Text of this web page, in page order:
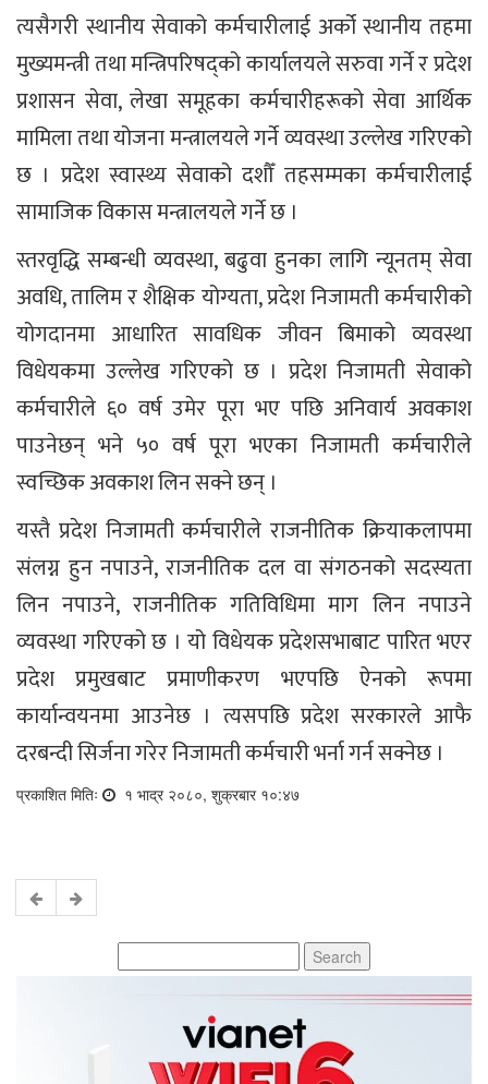
त्यसैगरी स्थानीय सेवाको कर्मचारीलाई अर्को स्थानीय तहमा
मुख्यमन्त्री तथा मन्त्रिपरिषद्को कार्यालयले सरुवा गर्ने र प्रदेश
प्रशासन सेवा, लेखा समूहका कर्मचारीहरूको सेवा आर्थिक
मामिला तथा योजना मन्त्रालयले गर्ने व्यवस्था उल्लेख गरिएको
छ । प्रदेश स्वास्थ्य सेवाको दशौँ तहसम्मका कर्मचारीलाई
सामाजिक विकास मन्त्रालयले गर्ने छ ।
स्तरवृद्धि सम्बन्धी व्यवस्था, बढुवा हुनका लागि न्यूनतम् सेवा
अवधि, तालिम र शैक्षिक योग्यता, प्रदेश निजामती कर्मचारीको
योगदानमा आधारित सावधिक जीवन बिमाको व्यवस्था
विधेयकमा उल्लेख गरिएको छ । प्रदेश निजामती सेवाको
कर्मचारीले ६० वर्ष उमेर पूरा भए पछि अनिवार्य अवकाश
पाउनेछन् भने ५० वर्ष पूरा भएका निजामती कर्मचारीले
स्वच्छिक अवकाश लिन सक्ने छन् ।
यस्तै प्रदेश निजामती कर्मचारीले राजनीतिक क्रियाकलापमा
संलग्न हुन नपाउने, राजनीतिक दल वा संगठनको सदस्यता
लिन नपाउने, राजनीतिक गतिविधिमा माग लिन नपाउने
व्यवस्था गरिएको छ । यो विधेयक प्रदेशसभाबाट पारित भएर
प्रदेश प्रमुखबाट प्रमाणीकरण भएपछि ऐनको रूपमा
कार्यान्वयनमा आउनेछ । त्यसपछि प्रदेश सरकारले आफै
दरबन्दी सिर्जना गरेर निजामती कर्मचारी भर्ना गर्न सक्नेछ ।
प्रकाशित मितिः १ भाद्र २०८०, शुक्रबार १०:४७
for: